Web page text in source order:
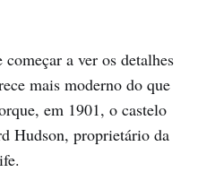
a ver os detalhes
mais moderno do que
em 1901, o castelo
Hudson, proprietário da